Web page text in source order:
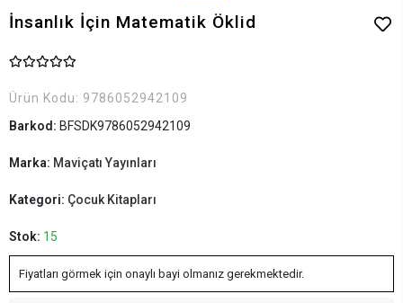
İnsanlık İçin Matematik Öklid
Ürün Kodu: 9786052942109
Barkod: BFSDK9786052942109
Marka: Maviçatı Yayınları
Kategori: Çocuk Kitapları
Stok: 15
Fiyatları görmek için onaylı bayi olmanız gerekmektedir.